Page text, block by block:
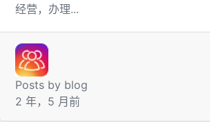
经营，办理...
Posts by blog
2 年，5 月前